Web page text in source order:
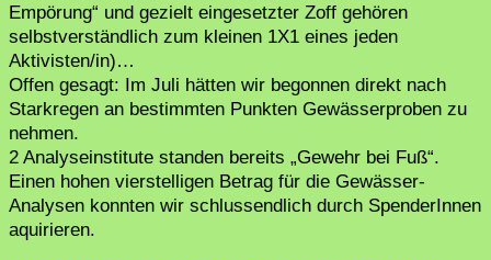
Empörung“ und gezielt eingesetzter Zoff gehören
selbstverständlich zum kleinen 1X1 eines jeden
Aktivisten/in)…
Offen gesagt: Im Juli hätten wir begonnen direkt nach
Starkregen an bestimmten Punkten Gewässerproben zu
nehmen.
2 Analyseinstitute standen bereits „Gewehr bei Fuß“.
Einen hohen vierstelligen Betrag für die Gewässer-
Analysen konnten wir schlussendlich durch SpenderInnen
aquirieren.